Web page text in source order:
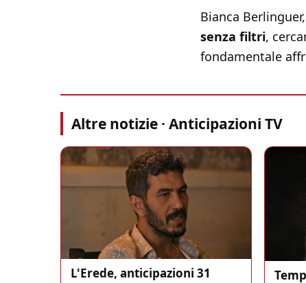
Bianca
senza filtri,
fondamentale
Altre notizie · Anticipazioni TV
L'Erede, anticipazioni 31